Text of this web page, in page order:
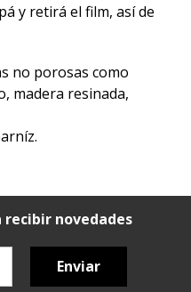
y retirá el film, así de
no porosas como
madera resinada,
novedades
Enviar